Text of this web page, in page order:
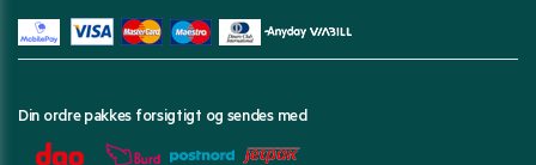
Din ordre pakkes forsigtigt og sendes med